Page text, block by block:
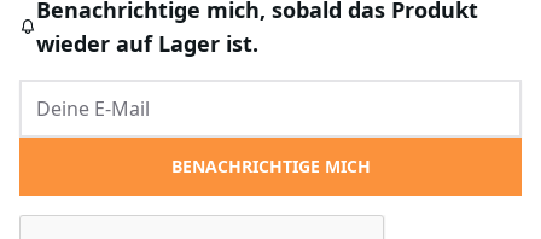
Benachrichtige mich, sobald das Produkt
wieder auf Lager ist.
BENACHRICHTIGE MICH